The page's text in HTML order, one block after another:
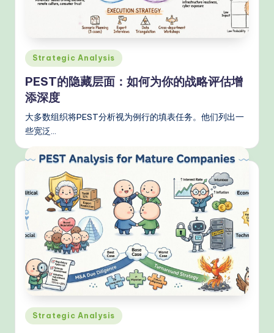
s
Posted
Strategic Analysis
PEST的隐藏层面：如何为你的战略评估增
添深度
大多数组织将PEST分析视为例行的填表任务。他们列出一
些宽泛…
Posted
in
Strategic Analysis